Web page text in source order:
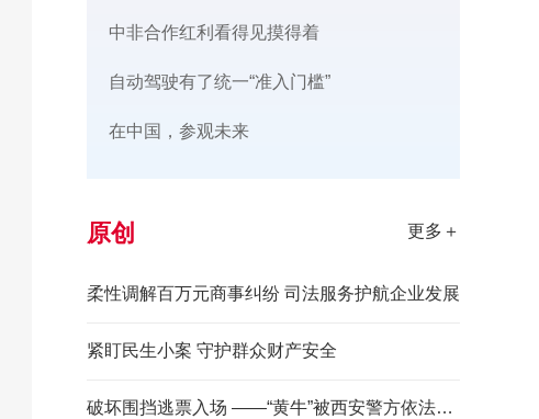
中非合作红利看得见摸得着
自动驾驶有了统一“准入门槛”
在中国，参观未来
原创 更多＋
柔性调解百万元商事纠纷 司法服务护航企业发展
紧盯民生小案 守护群众财产安全
破坏围挡逃票入场 ——“黄牛”被西安警方依法拘留